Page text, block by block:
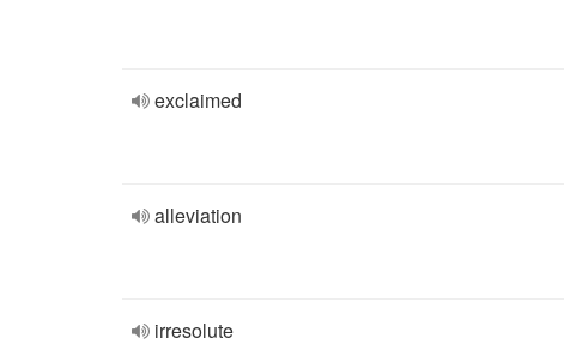
exclaimed
alleviation
irresolute